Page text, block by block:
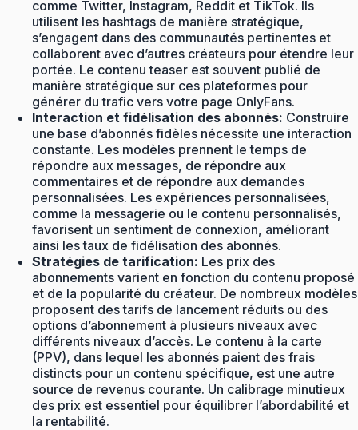
comme Twitter, Instagram, Reddit et TikTok. Ils
utilisent les hashtags de manière stratégique,
s’engagent dans des communautés pertinentes et
collaborent avec d’autres créateurs pour étendre leur
portée. Le contenu teaser est souvent publié de
manière stratégique sur ces plateformes pour
générer du trafic vers votre page OnlyFans.
Interaction et fidélisation des abonnés: Construire
une base d’abonnés fidèles nécessite une interaction
constante. Les modèles prennent le temps de
répondre aux messages, de répondre aux
commentaires et de répondre aux demandes
personnalisées. Les expériences personnalisées,
comme la messagerie ou le contenu personnalisés,
favorisent un sentiment de connexion, améliorant
ainsi les taux de fidélisation des abonnés.
Stratégies de tarification: Les prix des
abonnements varient en fonction du contenu proposé
et de la popularité du créateur. De nombreux modèles
proposent des tarifs de lancement réduits ou des
options d’abonnement à plusieurs niveaux avec
différents niveaux d’accès. Le contenu à la carte
(PPV), dans lequel les abonnés paient des frais
distincts pour un contenu spécifique, est une autre
source de revenus courante. Un calibrage minutieux
des prix est essentiel pour équilibrer l’abordabilité et
la rentabilité.